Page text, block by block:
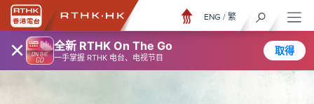
× 全新 RTHK On The Go
一手掌握 RTHK 电台、电视节目
取得
ENG / 繁